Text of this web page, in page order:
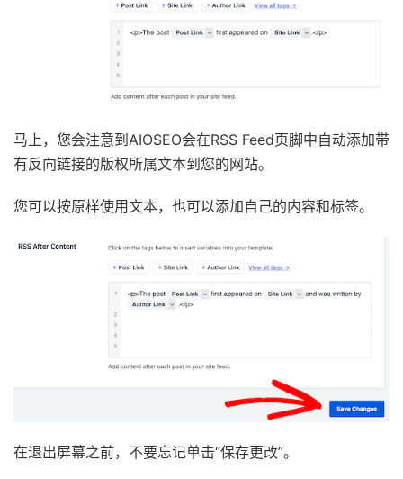
马上，您会注意到AIOSEO会在RSS Feed页脚中自动添加带
有反向链接的版权所属文本到您的网站。
您可以按原样使用文本，也可以添加自己的内容和标签。
在退出屏幕之前，不要忘记单击“保存更改”。